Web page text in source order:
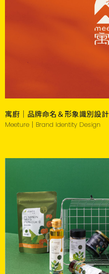
寓廚｜品牌命名＆形象識別設計
Meeture｜Brand Identity Design